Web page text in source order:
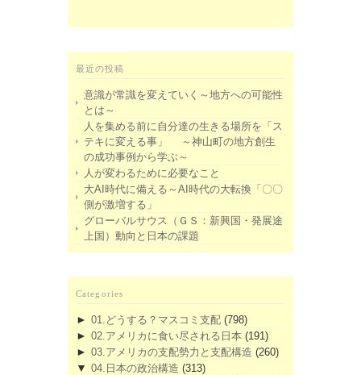
最近の投稿
意識が常識を変えていく～地方への可能性
とは～
人を集める前に自分達の生きる場所を「ス
テキに変える事」 ～神山町の地方創生
の成功事例から学ぶ～
人が変わるために必要なこと
大AI時代に備える～AI時代の大転換「〇〇
側が激増する」
グローバルサウス（ＧＳ：新興国・発展途
上国）動向と日本の課題
Categories
► 01.どうする？マスコミ支配 (798)
► 02.アメリカに食い尽される日本 (191)
► 03.アメリカの支配勢力と支配構造 (260)
▼ 04.日本の政治構造 (313)